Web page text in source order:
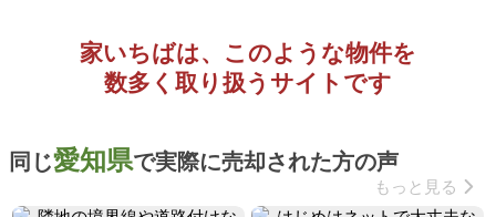
家いちばは、このような物件を
数多く取り扱うサイトです
同じ愛知県で実際に売却された方の声
もっと見る